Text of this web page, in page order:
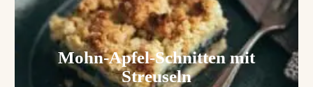
Mohn-Apfel-Schnitten mit
Streuseln